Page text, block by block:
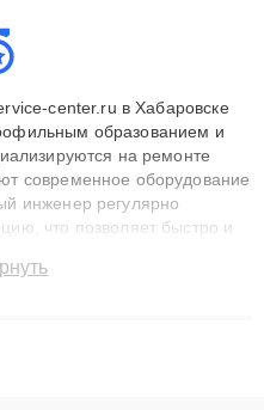
center.ru в Хабаровске
образованием и
на ремонте
современное оборудование
инженер регулярно
что позволяет быстро и
Наши мастера решают